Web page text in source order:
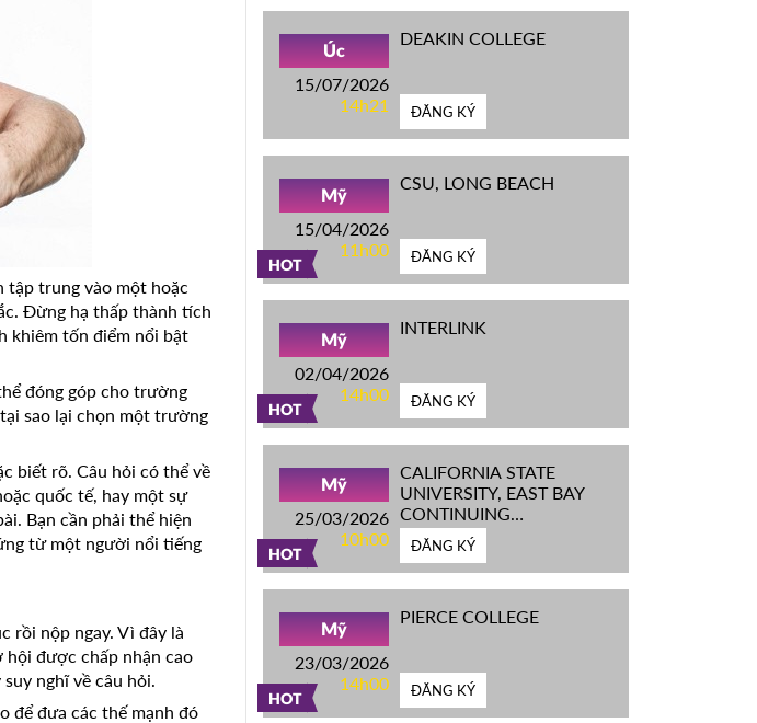
tập trung vào một hoặc
Đừng hạ thấp thành tích
khiêm tốn điểm nổi bật
đóng góp cho trường
sao lại chọn một trường
biết rõ. Câu hỏi có thể về
quốc tế, hay một sự
Bạn cần phải thể hiện
từ một người nổi tiếng
rồi nộp ngay. Vì đây là
hội được chấp nhận cao
nghĩ về câu hỏi.
để đưa các thế mạnh đó
Úc
15/07/2026
14h21
DEAKIN COLLEGE
ĐĂNG KÝ
HOT
Mỹ
15/04/2026
11h00
CSU, LONG BEACH
ĐĂNG KÝ
HOT
Mỹ
02/04/2026
14h00
INTERLINK
ĐĂNG KÝ
HOT
Mỹ
25/03/2026
10h00
CALIFORNIA STATE
UNIVERSITY, EAST BAY
CONTINUING
EDUCATION
ĐĂNG KÝ
HOT
Mỹ
23/03/2026
14h00
PIERCE COLLEGE
ĐĂNG KÝ